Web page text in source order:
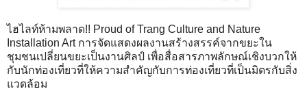
ไฮไลท์ห้ามพลาด!! Proud of Trang Culture and Nature
Installation Art การจัดแสดงผลงานสร้างสรรค์จากขยะใน
ชุมชนเปลี่ยนขยะเป็นงานศิลป์ เพื่อสื่อสารภาพลักษณ์เชิงบวกให้
กับนักท่องเที่ยวที่ให้ความสำคัญกับการท่องเที่ยวที่เป็นมิตรกับสิ่ง
แวดล้อม